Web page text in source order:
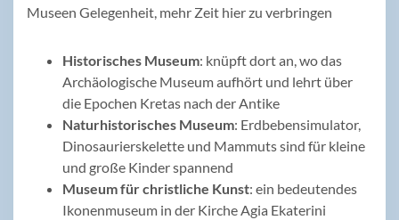
Museen Gelegenheit, mehr Zeit hier zu verbringen
Historisches Museum: knüpft dort an, wo das
Archäologische Museum aufhört und lehrt über
die Epochen Kretas nach der Antike
Naturhistorisches Museum: Erdbebensimulator,
Dinosaurierskelette und Mammuts sind für kleine
und große Kinder spannend
Museum für christliche Kunst: ein bedeutendes
Ikonenmuseum in der Kirche Agia Ekaterini